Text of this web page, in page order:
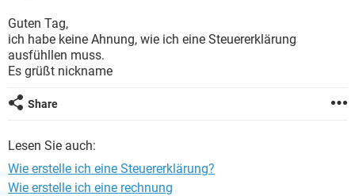
Guten Tag,
ich habe keine Ahnung, wie ich eine Steuererklärung
ausfühllen muss.
Es grüßt nickname
Share
Lesen Sie auch:
Wie erstelle ich eine Steuererklärung?
Wie erstelle ich eine rechnung